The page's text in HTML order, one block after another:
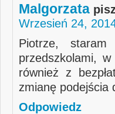
Malgorzata
Wrzesień 24,
Piotrze,
przedszkolami,
również z
zmianę podejścia
Odpowiedz